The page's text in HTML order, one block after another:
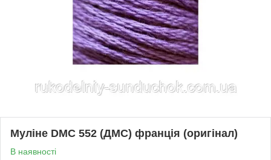
Муліне DMC 552 (ДМС) франція (оригінал)
В наявності